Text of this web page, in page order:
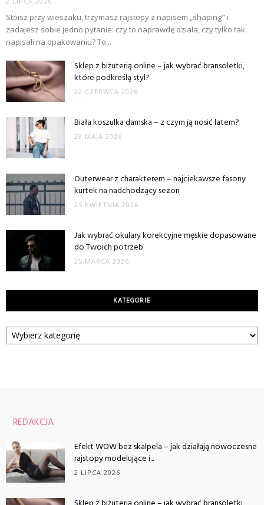
Stoisz przy wieszaku, trzymasz rajstopy z napisem „shaping" i
zadajesz sobie jedno pytanie: czy to naprawdę działa, czy tylko tak
napisali na opakowaniu? To...
Sklep z biżuterią online – jak wybrać bransoletki,
które podkreślą styl?
22 CZERWCA 2026
Biała koszulka damska – z czym ją nosić latem?
28 MAJA 2026
Outerwear z charakterem – najciekawsze fasony
kurtek na nadchodzący sezon
25 KWIETNIA 2026
Jak wybrać okulary korekcyjne męskie dopasowane
do Twoich potrzeb
25 MARCA 2026
KATEGORIE
Kategorie
REDAKCJA
Efekt WOW bez skalpela – jak działają nowoczesne
rajstopy modelujące i...
2 LIPCA 2026